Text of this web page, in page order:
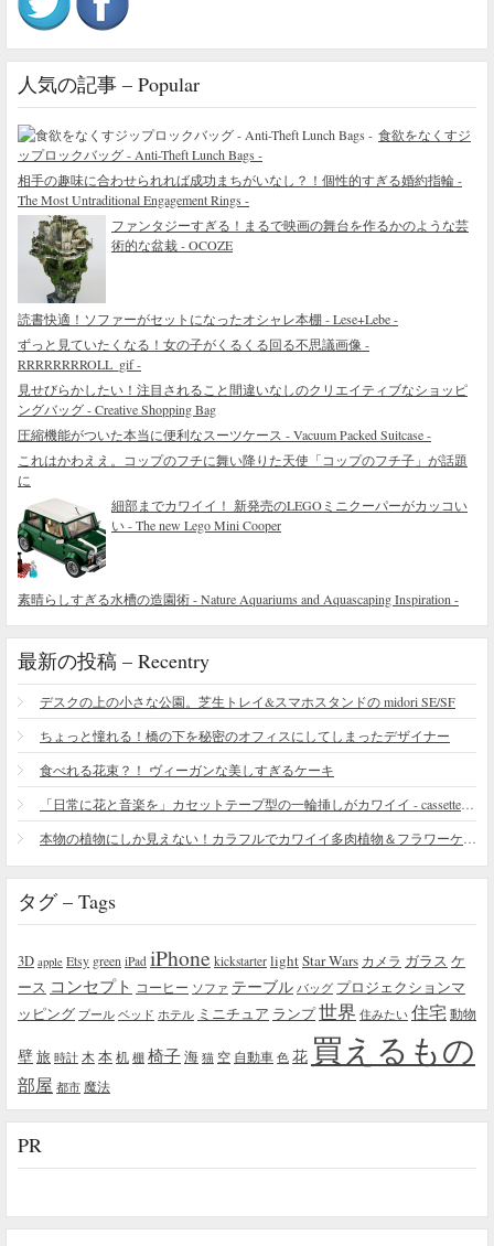
人気の記事 – Popular
食欲をなくすジ
ップロックバッグ - Anti-Theft Lunch Bags -
相手の趣味に合わせられれば成功まちがいなし？！個性的すぎる婚約指輪 -
The Most Untraditional Engagement Rings -
ファンタジーすぎる！まるで映画の舞台を作るかのような芸
術的な盆栽 - OCOZE
読書快適！ソファーがセットになったオシャレ本棚 - Lese+Lebe -
ずっと見ていたくなる！女の子がくるくる回る不思議画像 -
RRRRRRRROLL_gif -
見せびらかしたい！注目されること間違いなしのクリエイティブなショッピ
ングバッグ - Creative Shopping Bag
圧縮機能がついた本当に便利なスーツケース - Vacuum Packed Suitcase -
これはかわええ。コップのフチに舞い降りた天使「コップのフチ子」が話題
に
細部までカワイイ！ 新発売のLEGOミニクーパーがカッコい
い - The new Lego Mini Cooper
素晴らしすぎる水槽の造園術 - Nature Aquariums and Aquascaping Inspiration -
最新の投稿 – Recentry
デスクの上の小さな公園。芝生トレイ&スマホスタンドの midori SE/SF
ちょっと憧れる！橋の下を秘密のオフィスにしてしまったデザイナー
食べれる花束？！ ヴィーガンな美しすぎるケーキ
タグ – Tags
3D apple Etsy green iPad iPhone kickstarter lightStar Wars カメラ ガラス ケ
ース コンセプト コーヒー ソファ テーブル バッグ プロジェクションマ
ッピング プール ベッド ホテル ミニチュア ランプ世界 住みたい 住宅 動物
壁旅 時計 木 本机 棚 椅子海 猫 空 自動車 色 花 買えるもの
部屋 都市 魔法
PR